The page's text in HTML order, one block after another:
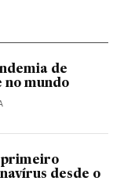
de
no mundo
primeiro
desde o